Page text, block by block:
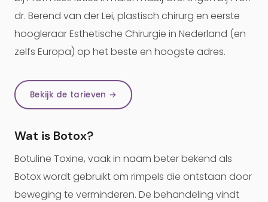
dr. Berend van der Lei, plastisch chirurg en eerste
hoogleraar Esthetische Chirurgie in Nederland (en
zelfs Europa) op het beste en hoogste adres.
Bekijk de tarieven →
Wat is Botox?
Botuline Toxine, vaak in naam beter bekend als
Botox wordt gebruikt om rimpels die ontstaan door
beweging te verminderen. De behandeling vindt